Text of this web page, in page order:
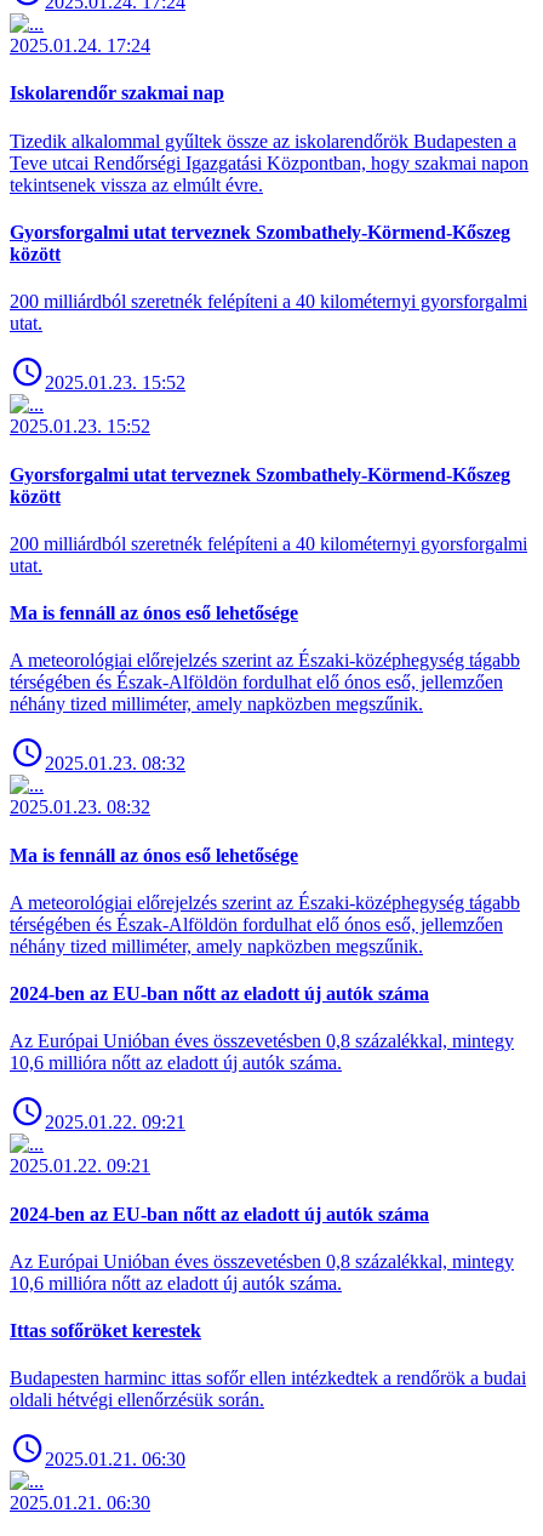
2025.01.24. 17:24
Iskolarendőr szakmai nap
Tizedik alkalommal gyűltek össze az iskolarendőrök Budapesten a
Teve utcai Rendőrségi Igazgatási Központban, hogy szakmai napon
tekintsenek vissza az elmúlt évre.
Gyorsforgalmi utat terveznek Szombathely-Körmend-Kőszeg
között
200 milliárdból szeretnék felépíteni a 40 kilométernyi gyorsforgalmi
utat.
2025.01.23. 15:52
2025.01.23. 15:52
Gyorsforgalmi utat terveznek Szombathely-Körmend-Kőszeg
között
200 milliárdból szeretnék felépíteni a 40 kilométernyi gyorsforgalmi
utat.
Ma is fennáll az ónos eső lehetősége
A meteorológiai előrejelzés szerint az Északi-középhegység tágabb
térségében és Észak-Alföldön fordulhat elő ónos eső, jellemzően
néhány tized milliméter, amely napközben megszűnik.
2025.01.23. 08:32
2025.01.23. 08:32
Ma is fennáll az ónos eső lehetősége
A meteorológiai előrejelzés szerint az Északi-középhegység tágabb
térségében és Észak-Alföldön fordulhat elő ónos eső, jellemzően
néhány tized milliméter, amely napközben megszűnik.
2024-ben az EU-ban nőtt az eladott új autók száma
Az Európai Unióban éves összevetésben 0,8 százalékkal, mintegy
10,6 millióra nőtt az eladott új autók száma.
2025.01.22. 09:21
2025.01.22. 09:21
2024-ben az EU-ban nőtt az eladott új autók száma
Az Európai Unióban éves összevetésben 0,8 százalékkal, mintegy
10,6 millióra nőtt az eladott új autók száma.
Ittas sofőröket kerestek
Budapesten harminc ittas sofőr ellen intézkedtek a rendőrök a budai
oldali hétvégi ellenőrzésük során.
2025.01.21. 06:30
2025.01.21. 06:30